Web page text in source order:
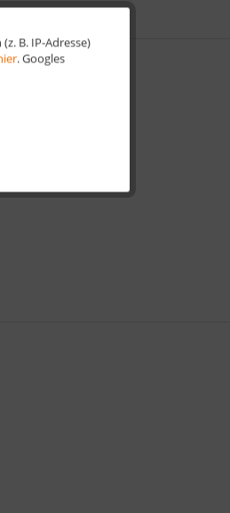
B. IP-Adresse)
. Googles